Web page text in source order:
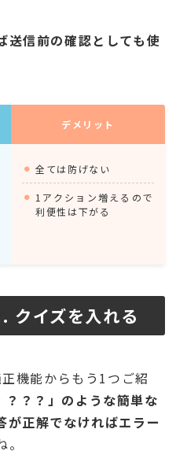
送信前の確認としても使
デメリット
全ては防げない
1アクション増えるので
利便性は下がる
クイズを入れる
機能からもう1つご紹
？？？」のような簡単な
が正解でなければエラー